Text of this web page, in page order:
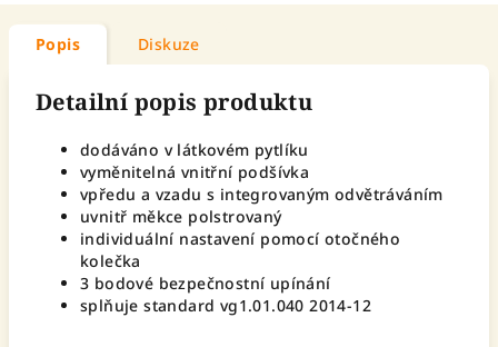
Popis Diskuze
Detailní popis produktu
dodáváno v látkovém pytlíku
vyměnitelná vnitřní podšívka
vpředu a vzadu s integrovaným odvětráváním
uvnitř měkce polstrovaný
individuální nastavení pomocí otočného
kolečka
3 bodové bezpečnostní upínání
splňuje standard vg1.01.040 2014-12